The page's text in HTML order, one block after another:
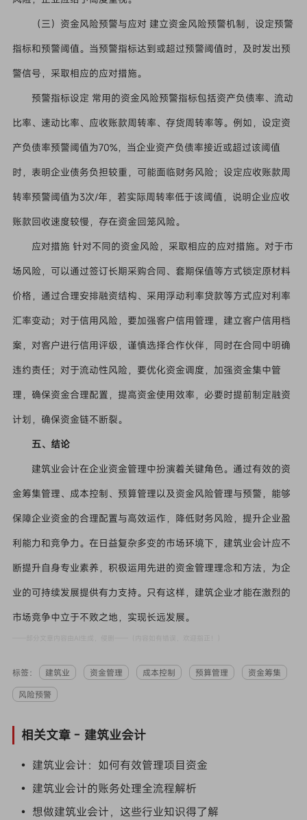
（三）资金风险预警与应对 建立资金风险预警机制，设定预警
指标和预警阈值。当预警指标达到或超过预警阈值时，及时发出预
警信号，采取相应的应对措施。
预警指标设定 常用的资金风险预警指标包括资产负债率、流动
比率、速动比率、应收账款周转率、存货周转率等。例如，设定资
产负债率预警阈值为70%，当企业资产负债率接近或超过该阈值
时，表明企业债务负担较重，可能面临财务风险；设定应收账款周
转率预警阈值为3次/年，若实际周转率低于该阈值，说明企业应收
账款回收速度较慢，存在资金回笼风险。
应对措施 针对不同的资金风险，采取相应的应对措施。对于市
场风险，可以通过签订长期采购合同、套期保值等方式锁定原材料
价格，通过合理安排融资结构、采用浮动利率贷款等方式应对利率
汇率变动；对于信用风险，要加强客户信用管理，建立客户信用档
案，对客户进行信用评级，谨慎选择合作伙伴，同时在合同中明确
违约责任；对于流动性风险，要优化资金调度，加强资金集中管
理，确保资金合理配置，提高资金使用效率，必要时提前制定融资
计划，确保资金链不断裂。
五、结论
建筑业会计在企业资金管理中扮演着关键角色。通过有效的资
金筹集管理、成本控制、预算管理以及资金风险管理与预警，能够
保障企业资金的合理配置与高效运作，降低财务风险，提升企业盈
利能力和竞争力。在日益复杂多变的市场环境下，建筑业会计应不
断提升自身专业素养，积极运用先进的资金管理理念和方法，为企
业的可持续发展提供有力支持。只有这样，建筑企业才能在激烈的
市场竞争中立于不败之地，实现长远发展。
标签： 建筑业 资金管理 成本控制 预算管理
资金筹集
风险预警
相关文章 - 建筑业会计
• 建筑业会计：如何有效管理项目资金
• 建筑业会计的账务处理全流程解析
• 想做建筑业会计，这些行业知识得了解